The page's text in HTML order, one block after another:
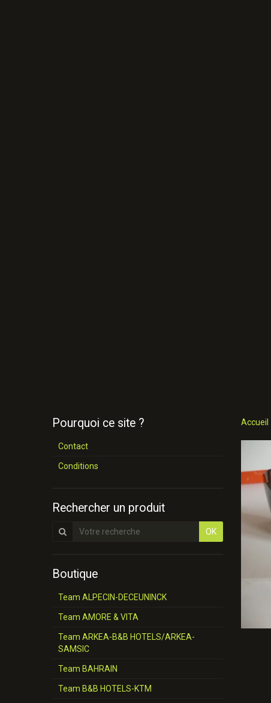
Accueil
Pourquoi ce site ?
Contact
Conditions
Rechercher un produit
OK
Boutique
Team ALPECIN-DECEUNINCK
Team AMORE & VITA
Team ARKEA-B&B HOTELS/ARKEA-
SAMSIC
Team BAHRAIN
Team B&B HOTELS-KTM